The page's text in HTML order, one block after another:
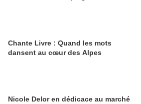
Chante Livre : Quand les mots
dansent au cœur des Alpes
Nicole Delor en dédicace au marché